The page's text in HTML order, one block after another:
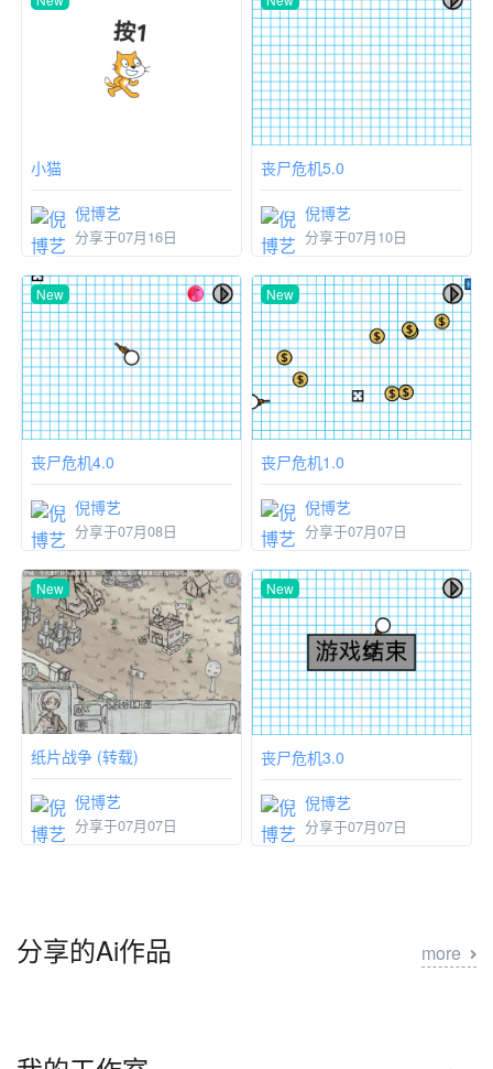
小猫
倪博艺
分享于07月16日
丧尸危机5.0
倪博艺
分享于07月10日
New
丧尸危机4.0
倪博艺
分享于07月08日
New
丧尸危机1.0
倪博艺
分享于07月07日
New
纸片战争 (转载)
倪博艺
分享于07月07日
New
丧尸危机3.0
倪博艺
分享于07月07日
分享的Ai作品 more